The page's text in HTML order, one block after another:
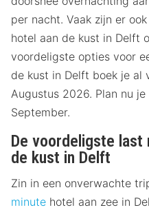
per nacht. Vaak zijn er
hotel aan de kust in Delft
voordeligste opties voor
de kust in Delft boek je al
Augustus 2026. Plan nu
September.
De voordeligste last
de kust in Delft
Zin in een onverwachte
minute hotel aan zee in